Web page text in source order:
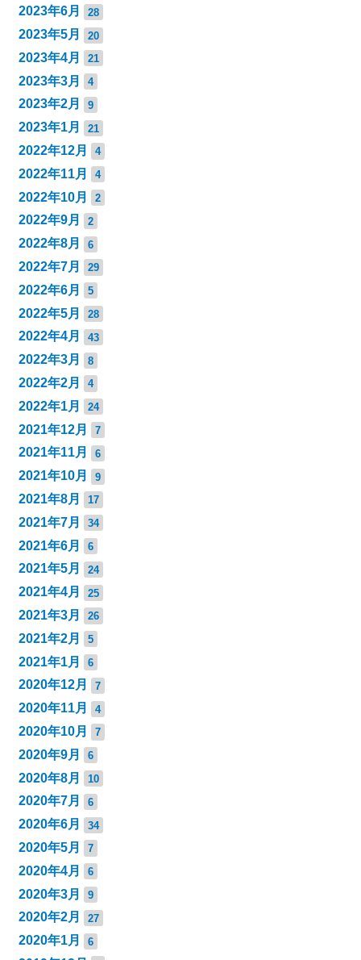
2023年6月 28
2023年5月 20
2023年4月 21
2023年3月 4
2023年2月 9
2023年1月 21
2022年12月 4
2022年11月 4
2022年10月 2
2022年9月 2
2022年8月 6
2022年7月 29
2022年6月 5
2022年5月 28
2022年4月 43
2022年3月 8
2022年2月 4
2022年1月 24
2021年12月 7
2021年11月 6
2021年10月 9
2021年8月 17
2021年7月 34
2021年6月 6
2021年5月 24
2021年4月 25
2021年3月 26
2021年2月 5
2021年1月 6
2020年12月 7
2020年11月 4
2020年10月 7
2020年9月 6
2020年8月 10
2020年7月 6
2020年6月 34
2020年5月 7
2020年4月 6
2020年3月 9
2020年2月 27
2020年1月 6